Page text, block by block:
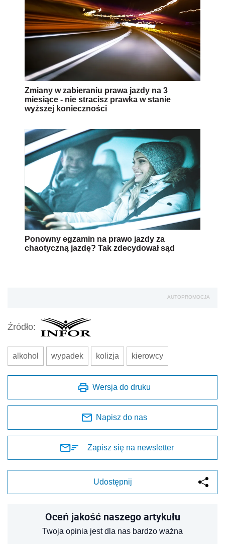
Zmiany w zabieraniu prawa jazdy na 3
miesiące - nie stracisz prawka w stanie
wyższej konieczności
Ponowny egzamin na prawo jazdy za
chaotyczną jazdę? Tak zdecydował sąd
AUTOPROMOCJA
Źródło:
alkohol wypadek kolizja kierowcy
Wersja do druku
Napisz do nas
Zapisz się na newsletter
Udostępnij
Oceń jakość naszego artykułu
Twoja opinia jest dla nas bardzo ważna